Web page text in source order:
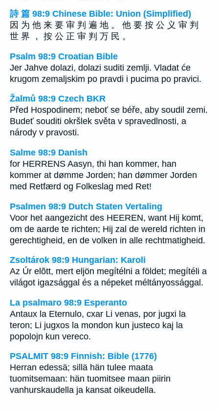
詩 篇 98:9 Chinese Bible: Union (Simplified)
因 为 他 来 要 审 判 遍 地 。 他 要 按 公 义 审 判
世 界 ， 按 公 正 审 判 万 民 。
Psalm 98:9 Croatian Bible
Jer Jahve dolazi, dolazi suditi zemlji. Vladat će
krugom zemaljskim po pravdi i pucima po pravici.
Žalmů 98:9 Czech BKR
Před Hospodinem; neboť se béře, aby soudil zemi.
Budeť souditi okršlek světa v spravedlnosti, a
národy v pravosti.
Salme 98:9 Danish
for HERRENS Aasyn, thi han kommer, han
kommer at dømme Jorden; han dømmer Jorden
med Retfærd og Folkeslag med Ret!
Psalmen 98:9 Dutch Staten Vertaling
Voor het aangezicht des HEEREN, want Hij komt,
om de aarde te richten; Hij zal de wereld richten in
gerechtigheid, en de volken in alle rechtmatigheid.
Zsoltárok 98:9 Hungarian: Karoli
Az Úr elõtt, mert eljön megítélni a földet; megítéli a
világot igazsággal és a népeket méltányossággal.
La psalmaro 98:9 Esperanto
Antaux la Eternulo, cxar Li venas, por jugxi la
teron; Li jugxos la mondon kun justeco kaj la
popolojn kun vereco.
PSALMIT 98:9 Finnish: Bible (1776)
Herran edessä; sillä hän tulee maata
tuomitsemaan: hän tuomitsee maan piirin
vanhurskaudella ja kansat oikeudella.